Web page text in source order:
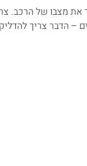
את מצבו של הרכב.
– הדבר צריך